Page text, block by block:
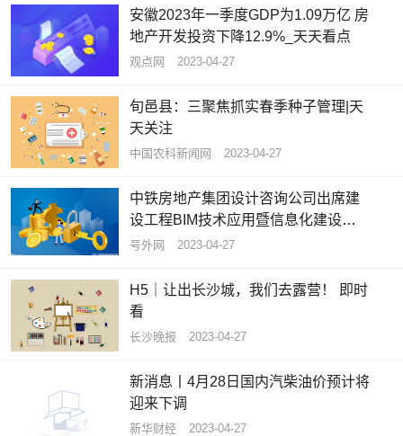
安徽2023年一季度GDP为1.09万亿 房
地产开发投资下降12.9%_天天看点
观点网 2023-04-27
旬邑县：三聚焦抓实春季种子管理|天
天关注
中国农科新闻网 2023-04-27
中铁房地产集团设计咨询公司出席建
设工程BIM技术应用暨信息化建设经
验学习交流活动 百事通
号外网 2023-04-27
H5｜让出长沙城，我们去露营！ 即时
看
长沙晚报 2023-04-27
新消息丨4月28日国内汽柴油价预计将
迎来下调
新华财经 2023-04-27